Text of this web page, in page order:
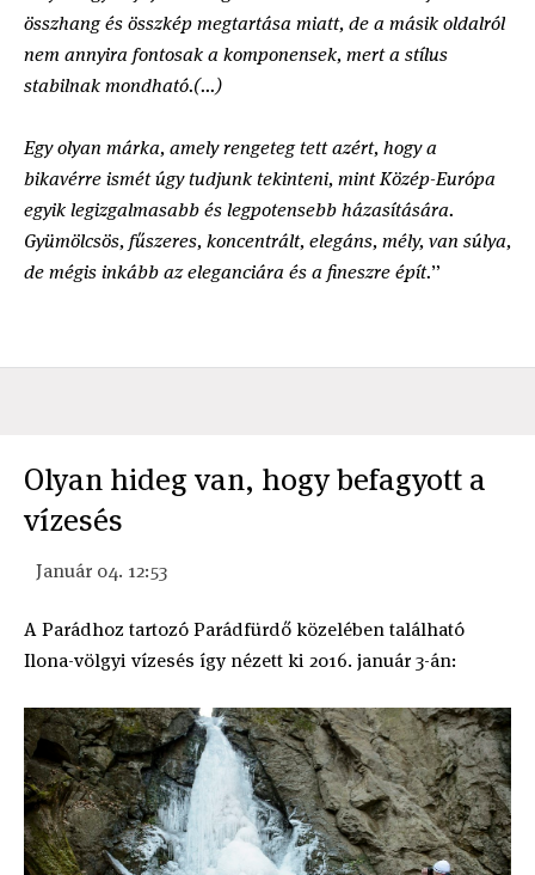
összhang és összkép megtartása miatt, de a másik oldalról
nem annyira fontosak a komponensek, mert a stílus
stabilnak mondható.(...)
Egy olyan márka, amely rengeteg tett azért, hogy a
bikavérre ismét úgy tudjunk tekinteni, mint Közép-Európa
egyik legizgalmasabb és legpotensebb házasítására.
Gyümölcsös, fűszeres, koncentrált, elegáns, mély, van súlya,
de mégis inkább az eleganciára és a fineszre épít.”
Olyan hideg van, hogy befagyott a
vízesés
Január 04. 12:53
A Parádhoz tartozó Parádfürdő közelében található
Ilona-völgyi vízesés így nézett ki 2016. január 3-án: